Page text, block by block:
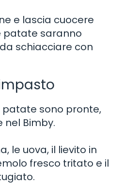
e lascia cuocere
patate saranno
schiacciare con
patate sono pronte,
nel Bimby.
le uova, il lievito in
fresco tritato e il